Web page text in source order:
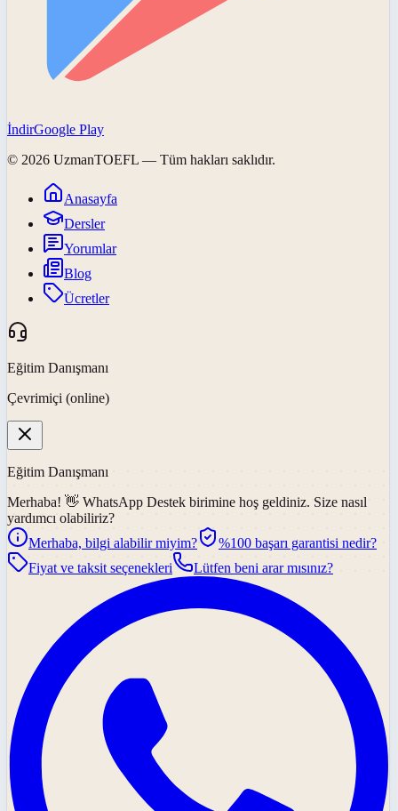
İndirGoogle Play
© 2026 UzmanTOEFL — Tüm hakları saklıdır.
Anasayfa
Dersler
Yorumlar
Blog
Ücretler
Eğitim Danışmanı
Çevrimiçi (online)
Eğitim Danışmanı
Merhaba! 👋 WhatsApp Destek birimine hoş geldiniz. Size nasıl
yardımcı olabiliriz?
Merhaba, bilgi alabilir miyim?
%100 başarı garantisi nedir?
Fiyat ve taksit seçenekleri
Lütfen beni arar mısınız?